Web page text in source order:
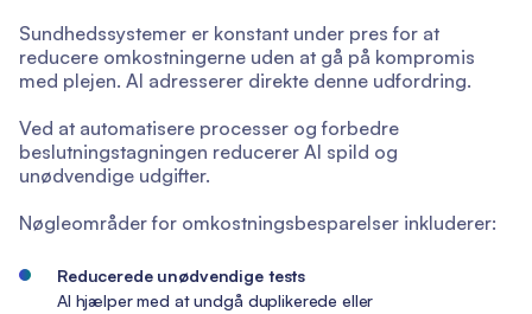
Sundhedssystemer er konstant under pres for at
reducere omkostningerne uden at gå på kompromis
med plejen. AI adresserer direkte denne udfordring.
Ved at automatisere processer og forbedre
beslutningstagningen reducerer AI spild og
unødvendige udgifter.
Nøgleområder for omkostningsbesparelser inkluderer:
Reducerede unødvendige tests
AI hjælper med at undgå duplikerede eller